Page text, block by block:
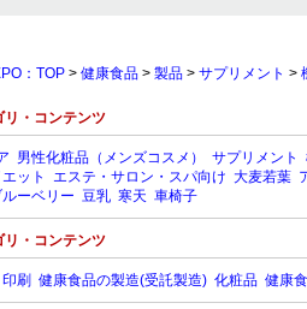
：TOP > 健康食品 > 製品 > サプリメント >
リ・コンテンツ
男性化粧品（メンズコスメ） サプリメント
ット エステ・サロン・スパ向け 大麦若葉
ルーベリー 豆乳 寒天 車椅子
リ・コンテンツ
印刷 健康食品の製造(受託製造) 化粧品 健康